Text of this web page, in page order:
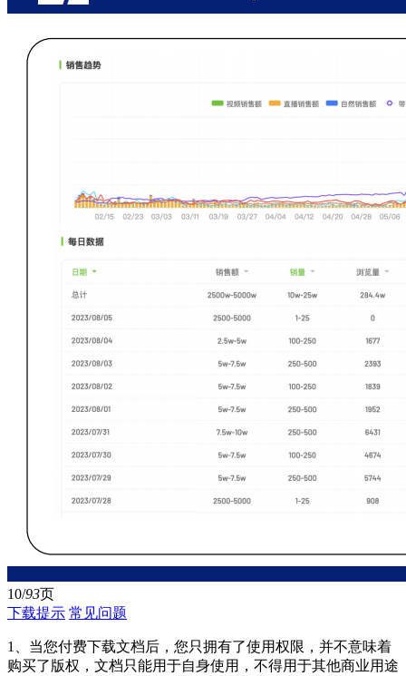
10/93页
下载提示 常见问题
1、当您付费下载文档后，您只拥有了使用权限，并不意味着
购买了版权，文档只能用于自身使用，不得用于其他商业用途